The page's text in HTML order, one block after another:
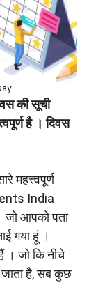
की सूची
है । दिवस
महत्त्वपूर्ण
India
जो आपको पता
गया हूं ।
। जो कि नीचे
जाता है, सब कुछ